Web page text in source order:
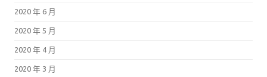
2020 年 6 月
2020 年 5 月
2020 年 4 月
2020 年 3 月